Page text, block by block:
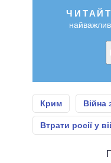
Крим Війна
Втрати росії у